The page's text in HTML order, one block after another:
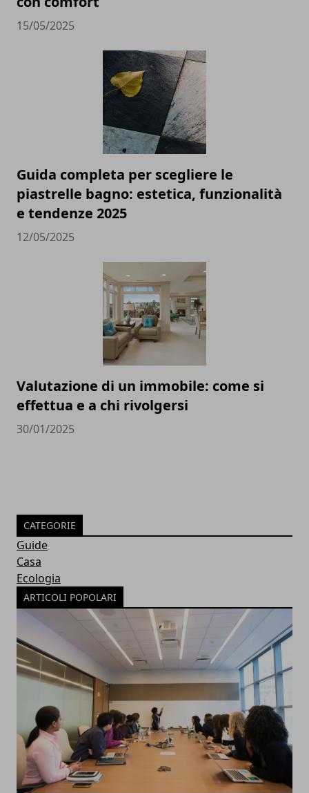
15/05/2025
Guida completa per scegliere le
piastrelle bagno: estetica, funzionalità
e tendenze 2025
12/05/2025
Valutazione di un immobile: come si
effettua e a chi rivolgersi
30/01/2025
CATEGORIE
Guide
Casa
Ecologia
ARTICOLI POPOLARI